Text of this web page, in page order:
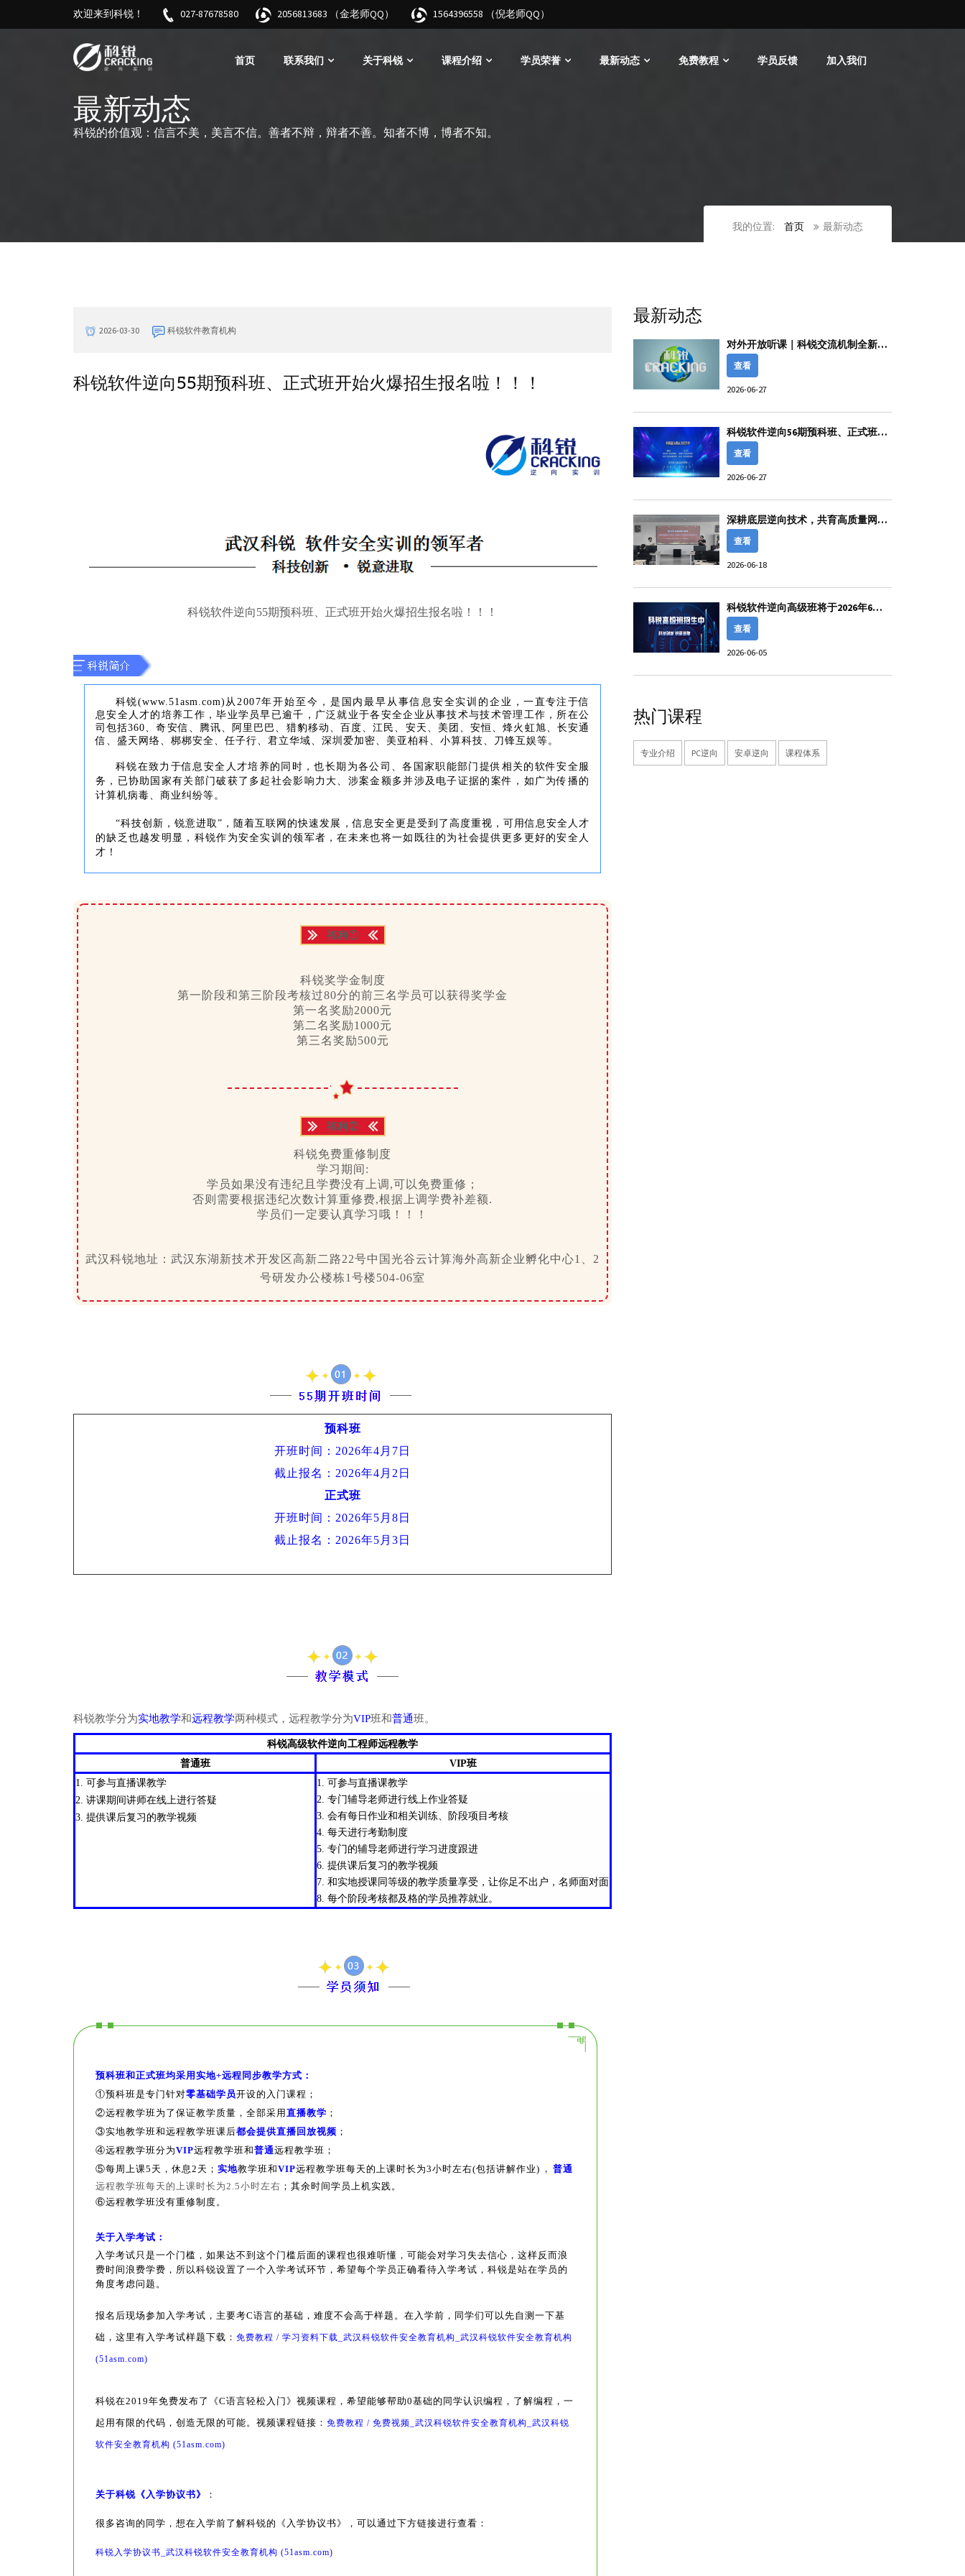
欢迎来到科锐！ 027-87678580 2056813683 （金老师QQ） 1564396558 （倪老师QQ）
首页 联系我们 关于科锐 课程介绍 学员荣誉 最新动态 免费教程 学员反馈 加入我们
最新动态
科锐的价值观：信言不美，美言不信。善者不辩，辩者不善。知者不博，博者不知。
我的位置: 首页 最新动态
2026-03-30 科锐软件教育机构
科锐软件逆向55期预科班、正式班开始火爆招生报名啦！！！
科锐软件逆向55期预科班、正式班开始火爆招生报名啦！！！
科锐(www.51asm.com) 从 2007年开始至 今 ，是 国 内最早 从事信息安全实训的企 业 ，一直专注于信
息安全人才的培养工作，毕业学员早已逾千，广泛就业于各安全企业从事技术与技术管理工作，所在公
司包括360、奇安信、腾讯、阿里巴巴、猎豹移动、百度、江民、安天、美团、安恒、烽火虹旭、长安通
信、盛天网络、梆梆安全、任子行、君立华域、深圳爱加密、美亚柏科、小算科技、刀锋互娱等。
科锐在致力于信息安全人才培养的同时，也长期为各公司、各国家职能部门提供相关的软件安全服
务，已协助国家有关部门破获了多起社会影响力大、涉案金额多并涉及电子证据的案件，如广为传播的
计算机病毒、商业纠纷等。
“科技创新，锐意进取”，随着互联网的快速发展，信息安全更是受到了高度重视，可用信息安全人才
的缺乏也越发明显，科锐作为安全实训的领军者，在未来也将一如既往的为社会提供更多更好的安全人
才！‍
福利①
科锐奖学金制度
第一阶段和第三阶段考核过80分的前三名学员可以获得奖学金
第一名奖励2000元
第二名奖励1000元
第三名奖励500元
福利②
科锐免费重修制度
学习期间:
学员如果没有违纪且学费没有上调,可以免费重修；
否则需要根据违纪次数计算重修费,根据上调学费补差额.
学员们一定要认真学习哦！！！
武汉科锐地址： 武汉东湖新技术开发区高新二路22号中国光谷云计算海外高新企业孵化中心1、2
号研发办公楼栋1号楼504-06室
预科班
开班时间：2026年4月7日
截止报名：2026年4月2日
正式班
开班时间：2026年5月8日
截止报名：2026年5月3日
科锐教学分为实地教学和远程教学两种模式，远程教学分为VIP班和普通班。
科锐高级软件逆向工程师远程教学
普通班
VIP班
1. 可参与直播课教学
2. 讲课期间讲师在线上进行答疑
3. 提供课后复习的教学视频
1. 可参与直播课教学
2. 专门辅导老师进行线上作业答疑
3. 会有每日作业和相关训练、阶段项目考核
4. 每天进行考勤制度
5. 专门的辅导老师进行学习进度跟进
6. 提供课后复习的教学视频
7. 和实地授课同等级的教学质量享受，让你足不出户，名师面对面
8. 每个阶段考核都及格的学员推荐就业。
预科班和正式班均采用实地+远程同步教学方式：
①预科班是专门针对零基础学员开设的入门课程；
②远程教学班为了保证教学质量，全部采用 直播教学 ；
③实地教学班和远程教学班课后都会提供直播回放视频 ；
④远程教学班分为VIP远程教学班和普通远程教学班 ；
⑤每周上课5天，休息2天； 实地教学班和VIP远程教学班每天的上课时长为3小时左右(包括讲解作业) ， 普通
远程教学班每天的上课时长为2.5小时左右 ；其余时间学员上机实践。
⑥远程教学班没有重修制度。
关于入学考试：
入学考试只是一个门槛，如果达不到这个门槛后面的课程也很难听懂，可能会对学习失去信心，这样反而浪
费时间浪费学费，所以科锐设置了一个入学考试环节，希望每个学员正确看待入学考试，科锐是站在学员的
角度考虑问题。
报名后现场参加入学考试，主要考C语言的基础，难度不会高于样题。 在入学前，同学们可以先自测一下基
础， 这里有入学考试样题下载 ： 免费教程 / 学习资料下载_武汉科锐软件安全教育机构_武汉科锐软件安全教育机构
(51asm.com)
科锐在2019年免费发布了《C语言轻松入门》视频课程，希望能够帮助0基础的同学认识编程，了解编程，一
起用有限的代码，创造无限的可能。视频课程链接： 免费教程 / 免费视频_武汉科锐软件安全教育机构_武汉科锐
软件安全教育机构 (51asm.com)
关于科锐《入学协议书》 ：
很多咨询的同学，想在入学前了解科锐的《入学协议书》，可以通过下方链接进行查看：
科锐入学协议书_武汉科锐软件安全教育机构 (51asm.com)
最新动态
对外开放听课｜科锐交流机制全新优
化！随时到访、无需老师陪同
查看
2026-06-27
科锐软件逆向56期预科班、正式班开
始火爆招生报名啦！！！
查看
2026-06-27
深耕底层逆向技术，共育高质量网安
人才——钱林松老师受邀赴中南民族
大学开展软件逆向工程专题讲座。
查看
2026-06-18
科锐软件逆向高级班将于2026年6月
中旬开课，正在招生中！
查看
2026-06-05
热门课程
专业介绍 PC逆向 安卓逆向 课程体系